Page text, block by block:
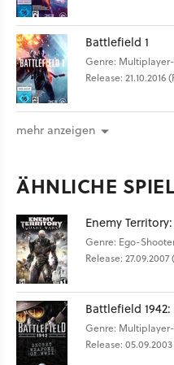
Battlefield 1
Genre:
Release:
mehr anzeigen
ÄHNLICHE
Enemy
Genre: Ego-
Release:
Battlefield
Genre:
Release: